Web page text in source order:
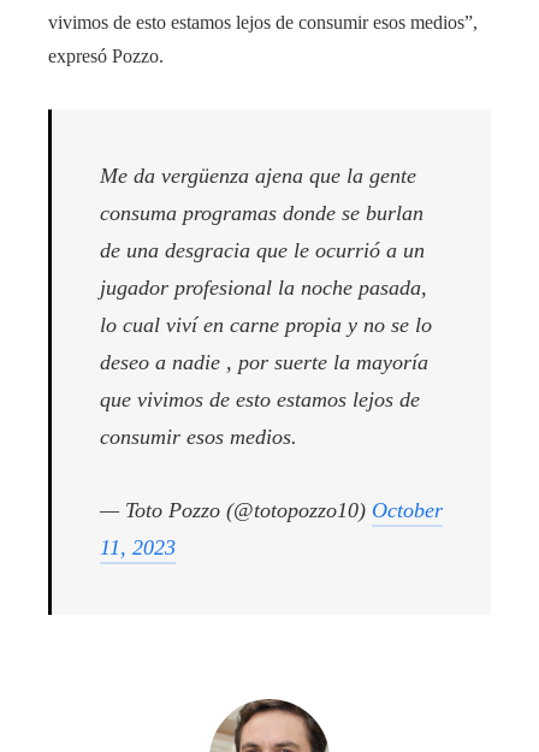
vivimos de esto estamos lejos de consumir esos medios”,
expresó Pozzo.
Me da vergüenza ajena que la gente
consuma programas donde se burlan
de una desgracia que le ocurrió a un
jugador profesional la noche pasada,
lo cual viví en carne propia y no se lo
deseo a nadie , por suerte la mayoría
que vivimos de esto estamos lejos de
consumir esos medios.
— Toto Pozzo (@totopozzo10) October
11, 2023